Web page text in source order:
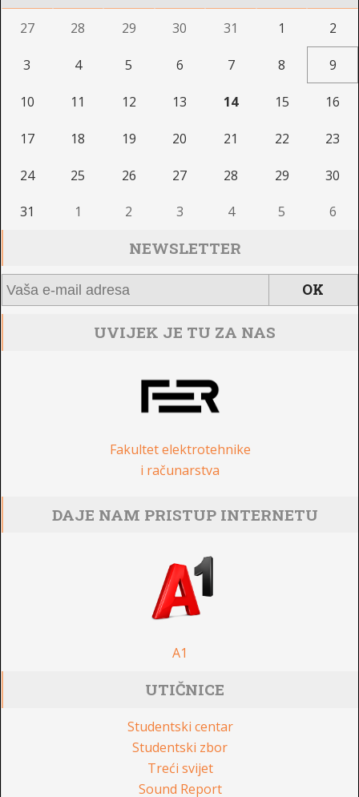
27 28 29 30 31 1 2
3 4 5 6 7 8 9
10 11 12 13 14 15 16
17 18 19 20 21 22 23
24 25 26 27 28 29 30
31 1 2 3 4 5 6
NEWSLETTER
UVIJEK JE TU ZA NAS
Fakultet elektrotehnike
i računarstva
DAJE NAM PRISTUP INTERNETU
A1
UTIČNICE
Studentski centar
Studentski zbor
Treći svijet
Sound Report